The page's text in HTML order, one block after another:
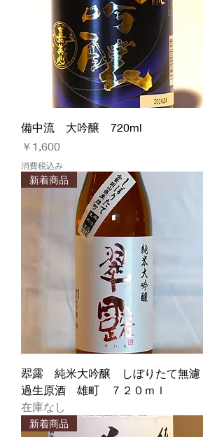
備中流 大吟醸 720ml
価格
￥1,600
消費税込み
新着商品
翆露 純米大吟醸 しぼりたて無濾
過生原酒 雄町 ７２０ｍｌ
在庫なし
新着商品